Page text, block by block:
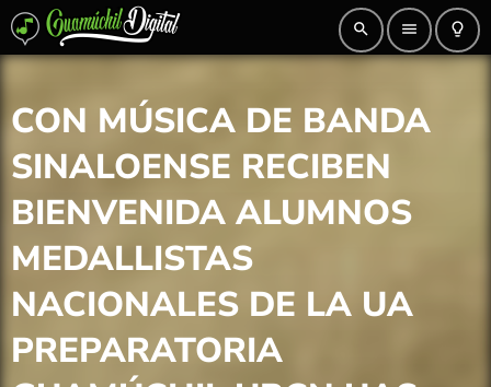
search menu lightbulb_outline
CON MÚSICA DE BANDA
SINALOENSE RECIBEN
BIENVENIDA ALUMNOS
MEDALLISTAS
NACIONALES DE LA UA
PREPARATORIA